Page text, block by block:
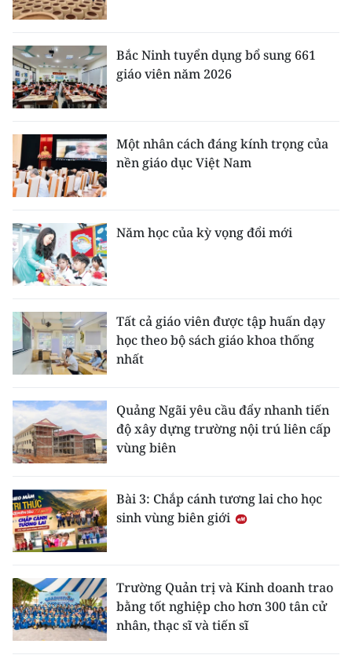
Bắc Ninh tuyển dụng bổ sung 661
giáo viên năm 2026
Một nhân cách đáng kính trọng của
nền giáo dục Việt Nam
Năm học của kỳ vọng đổi mới
Tất cả giáo viên được tập huấn dạy
học theo bộ sách giáo khoa thống
nhất
Quảng Ngãi yêu cầu đẩy nhanh tiến
độ xây dựng trường nội trú liên cấp
vùng biên
Bài 3: Chắp cánh tương lai cho học
sinh vùng biên giới
Trường Quản trị và Kinh doanh trao
bằng tốt nghiệp cho hơn 300 tân cử
nhân, thạc sĩ và tiến sĩ